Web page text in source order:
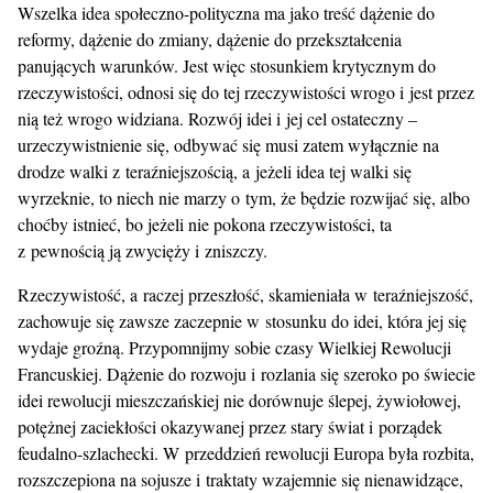
Wszelka idea społeczno-polityczna ma jako treść dążenie do
reformy, dążenie do zmiany, dążenie do przekształcenia
panujących warunków. Jest więc stosunkiem krytycznym do
rzeczywistości, odnosi się do tej rzeczywistości wrogo i jest przez
nią też wrogo widziana. Rozwój idei i jej cel ostateczny –
urzeczywistnienie się, odbywać się musi zatem wyłącznie na
drodze walki z teraźniejszością, a jeżeli idea tej walki się
wyrzeknie, to niech nie marzy o tym, że będzie rozwijać się, albo
choćby istnieć, bo jeżeli nie pokona rzeczywistości, ta
z pewnością ją zwycięży i zniszczy.
Rzeczywistość, a raczej przeszłość, skamieniała w teraźniejszość,
zachowuje się zawsze zaczepnie w stosunku do idei, która jej się
wydaje groźną. Przypomnijmy sobie czasy Wielkiej Rewolucji
Francuskiej. Dążenie do rozwoju i rozlania się szeroko po świecie
idei rewolucji mieszczańskiej nie dorównuje ślepej, żywiołowej,
potężnej zaciekłości okazywanej przez stary świat i porządek
feudalno-szlachecki. W przeddzień rewolucji Europa była rozbita,
rozszczepiona na sojusze i traktaty wzajemnie się nienawidzące,